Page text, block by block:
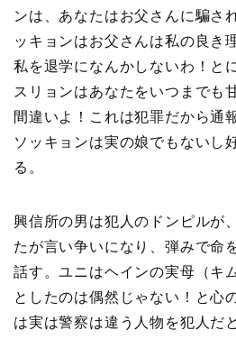
ンは、あなたはお父さんに騙さ
ッキョンはお父さんは私の良き
私を退学になんかしないわ！と
スリョンはあなたをいつまでも
間違いよ！これは犯罪だから通
ソッキョンは実の娘でもないし
る。
興信所の男は犯人のドンピルが
たが言い争いになり、弾みで命
話す。ユニはヘインの実母（キ
としたのは偶然じゃない！と心
は実は警察は違う人物を犯人だ